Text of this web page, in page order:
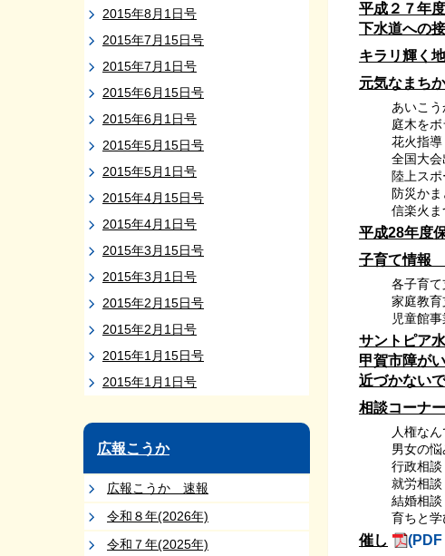
2015年8月1日号
2015年7月15日号
2015年7月1日号
2015年6月15日号
2015年6月1日号
2015年5月15日号
2015年5月1日号
2015年4月15日号
2015年4月1日号
2015年3月15日号
2015年3月1日号
2015年2月15日号
2015年2月1日号
2015年1月15日号
2015年1月1日号
広報こうか
広報こうか 速報
令和８年(2026年)
令和７年(2025年)
平成２７年
下水道への
キラリ輝く
元気なまち
あいこ
庭木を
花火指
全国大
陸上ス
防災か
信楽火
平成28年度
子育て情報
各子育
家庭教
児童館事
サントピア
甲賀市障が
近づかない
相談コーナ
人権な
男女の
行政相談
就労相談
結婚相談
育ちと
催し